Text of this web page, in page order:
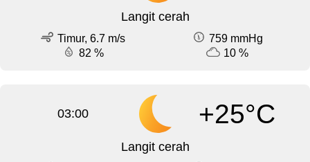
Langit cerah
Timur, 6.7 m/s
759 mmHg
82 %
10 %
03:00 +25°C
Langit cerah